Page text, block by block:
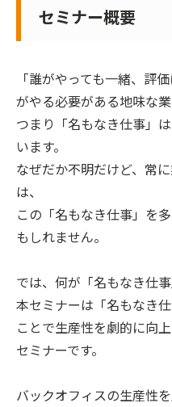
セミナー概要
「誰がやっても一緒、評
がやる必要がある地味な業
つまり「名もなき仕事」
います。
なぜだか不明だけど、常
は、
この「名もなき仕事」を
もしれません。
では、何が「名もなき仕
本セミナーは「名もなき
ことで生産性を劇的に向
セミナーです。
バックオフィスの生産性